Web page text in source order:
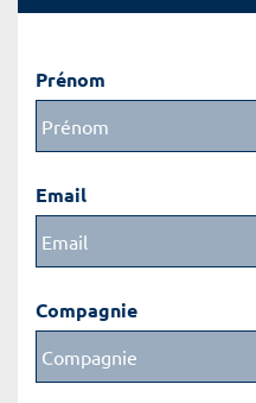
Prénom
Email
Compagnie